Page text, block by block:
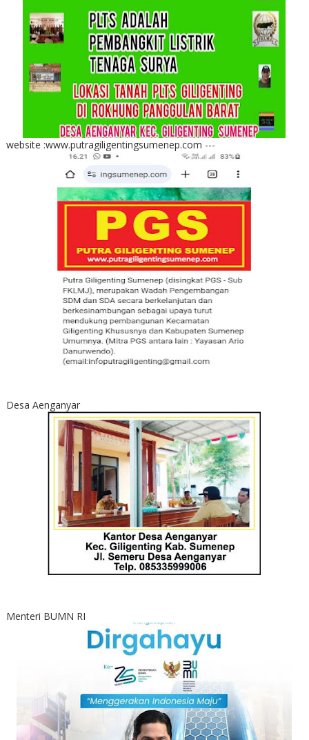
website :www.putragiligentingsumenep.com ---
Desa Aenganyar
Menteri BUMN RI